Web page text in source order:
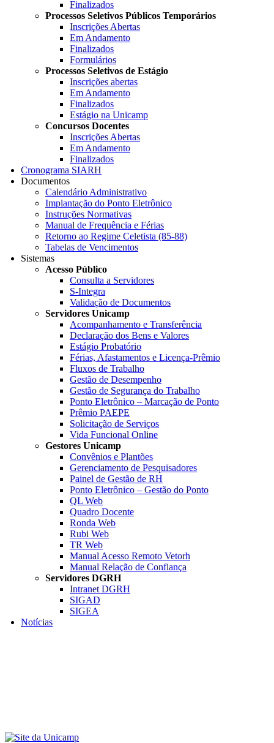
Finalizados
Processos Seletivos Públicos Temporários
Inscrições Abertas
Em Andamento
Finalizados
Formulários
Processos Seletivos de Estágio
Inscrições abertas
Em Andamento
Finalizados
Estágio na Unicamp
Concursos Docentes
Inscrições Abertas
Em Andamento
Finalizados
Cronograma SIARH
Documentos
Calendário Administrativo
Implantação do Ponto Eletrônico
Instruções Normativas
Manual de Frequência e Férias
Retorno ao Regime Celetista (85-88)
Tabelas de Vencimentos
Sistemas
Acesso Público
Consulta a Servidores
S-Integra
Validação de Documentos
Servidores Unicamp
Acompanhamento e Transferência
Declaração dos Bens e Valores
Estágio Probatório
Férias, Afastamentos e Licença-Prêmio
Fluxos de Trabalho
Gestão de Desempenho
Gestão de Segurança do Trabalho
Ponto Eletrônico – Marcação de Ponto
Prêmio PAEPE
Solicitação de Serviços
Vida Funcional Online
Gestores Unicamp
Convênios e Plantões
Gerenciamento de Pesquisadores
Painel de Gestão de RH
Ponto Eletrônico – Gestão do Ponto
QL Web
Quadro Docente
Ronda Web
Rubi Web
TR Web
Manual Acesso Remoto Vetorh
Manual Relação de Confiança
Servidores DGRH
Intranet DGRH
SIGAD
SIGEA
Notícias